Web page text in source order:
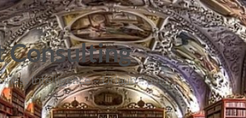
Consulting
Intelligence – Urlaub – uvm.